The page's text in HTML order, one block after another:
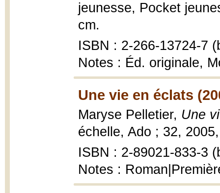
jeunesse, Pocket
cm.
ISBN : 2-266-13724-7
Notes : Éd. originale,
Une vie en éclats
Maryse Pelletier, Une
échelle, Ado ; 32,
ISBN : 2-89021-833-3
Notes :